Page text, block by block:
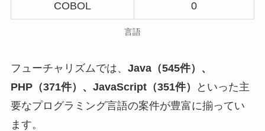
COBOL 0
言語
フューチャリズムでは、 Java（545件）、
PHP（371件）、JavaScript（351件）
といった主
要なプログラミング言語の案件が豊富に揃ってい
ます。